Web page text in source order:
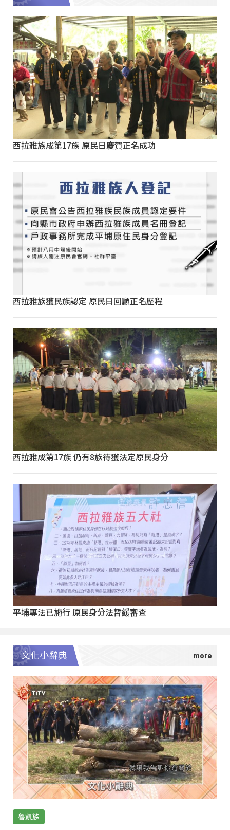
西拉雅族成第17族 原民日慶賀正名成功
西拉雅族獲民族認定 原民日回顧正名歷程
西拉雅成第17族 仍有8族待獲法定原民身分
平埔專法已施行 原民身分法暫緩審查
文化小辭典
魯凱族